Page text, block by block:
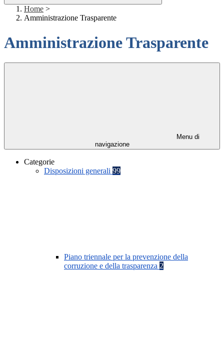
Home >
Amministrazione Trasparente
Amministrazione Trasparente
Menu di
navigazione
Categorie
Disposizioni generali 99
Piano triennale per la prevenzione della
corruzione e della trasparenza 2